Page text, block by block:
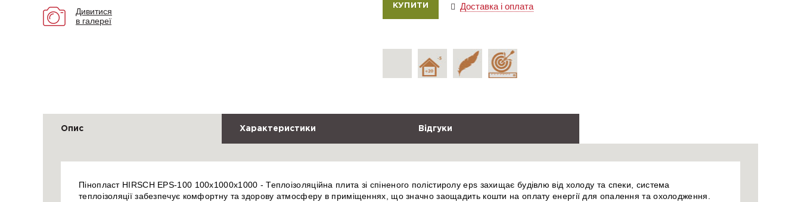
Дивитися
в галереї
Доставка і оплата
Опис Характеристики Відгуки
Пінопласт HIRSCH EPS-100 100x1000x1000 - Теплоізоляційна плита зі спіненого полістиролу eps захищає будівлю від холоду та спеки, система
теплоізоляції забезпечує комфортну та здорову атмосферу в приміщеннях, що значно заощадить кошти на оплату енергії для опалення та охолодження.